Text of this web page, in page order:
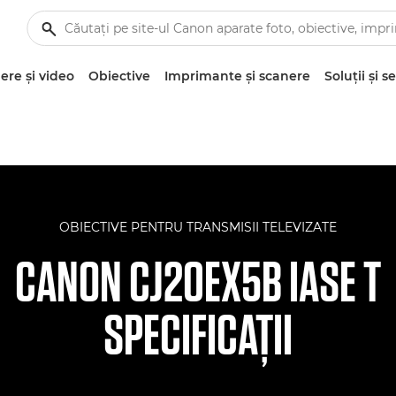
şi video Obiective Imprimante şi scanere Soluţii şi
OBIECTIVE PENTRU TRANSMISII TELEVIZATE
CANON CJ20EX5B IASE T
SPECIFICAŢII